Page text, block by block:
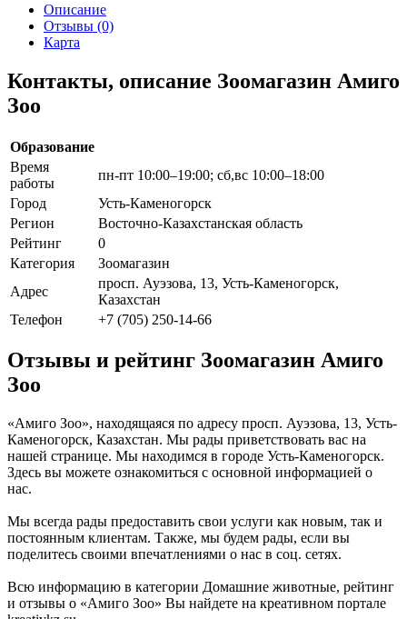
Описание
Отзывы (0)
Карта
Контакты, описание Зоомагазин Амиго
Зоо
Образование
Время
работы
пн-пт 10:00–19:00; сб,вс 10:00–18:00
Город
Усть-Каменогорск
Регион
Восточно-Казахстанская область
Рейтинг
0
Категория
Зоомагазин
Адрес
просп. Ауэзова, 13, Усть-Каменогорск,
Казахстан
Телефон
+7 (705) 250-14-66
Отзывы и рейтинг Зоомагазин Амиго
Зоо
«Амиго Зоо», находящаяся по адресу просп. Ауэзова, 13, Усть-
Каменогорск, Казахстан. Мы рады приветствовать вас на
нашей странице. Мы находимся в городе Усть-Каменогорск.
Здесь вы можете ознакомиться с основной информацией о
нас.
Мы всегда рады предоставить свои услуги как новым, так и
постоянным клиентам. Также, мы будем рады, если вы
поделитесь своими впечатлениями о нас в соц. сетях.
Всю информацию в категории Домашние животные, рейтинг
и отзывы о «Амиго Зоо» Вы найдете на креативном портале